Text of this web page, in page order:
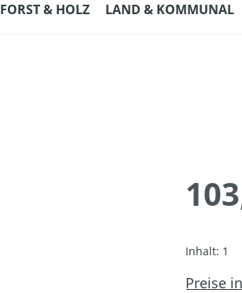
FORST & HOLZ LAND & KOMMUNAL
Inhalt: 1
Preise